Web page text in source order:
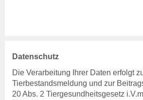
Datenschutz
Die Verarbeitung Ihrer Daten erfolgt
Tierbestandsmeldung und zur
20 Abs. 2 Tiergesundheitsgesetz